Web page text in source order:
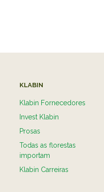
KLABIN
Klabin Fornecedores
Invest Klabin
Prosas
Todas as florestas
importam
Klabin Carreiras